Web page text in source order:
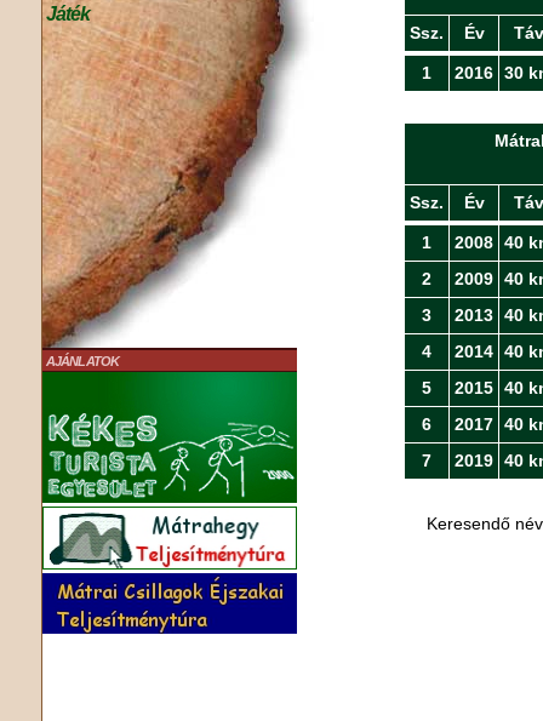
Játék
AJÁNLATOK
Ssz. Év Táv
1 2016 30
Ssz. Év Táv
1 2008 40
2
2009 40
3
2013 40
4
2014 40
5
2015 40
6
2017 40
7
2019 40
Keresendő